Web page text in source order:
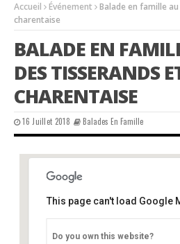
Accueil Événement
Balade en famille
charentaise
BALADE EN
DES TISSERANDS
CHARENTAISE
16 Juillet 2018 Balades En Famille
Charentaise
This page can't load Google
Do you own this website?